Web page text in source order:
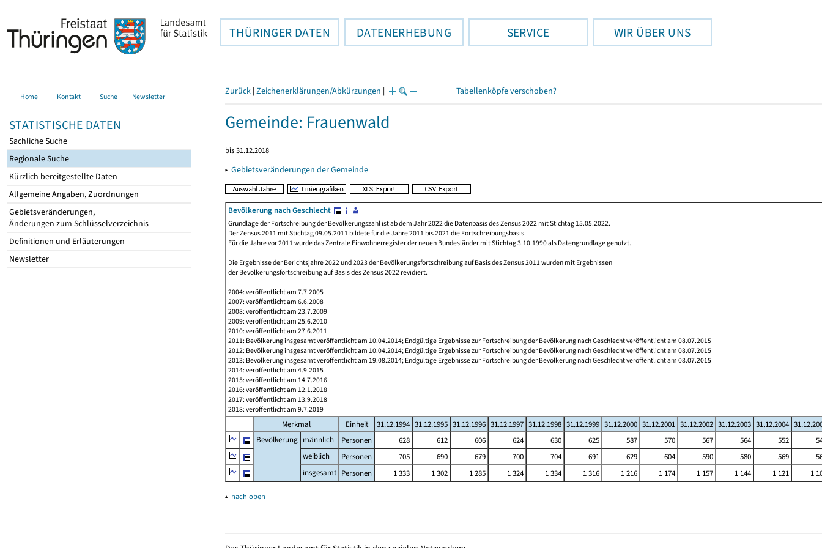
THÜRINGER DATEN DATENERHEBUNG SERVICE WIR ÜBER UNS
Home Kontakt Suche Newsletter
STATISTISCHE DATEN
Sachliche Suche
Regionale Suche
Kürzlich bereitgestellte Daten
Allgemeine Angaben, Zuordnungen
Gebietsveränderungen,
Änderungen zum Schlüsselverzeichnis
Definitionen und Erläuterungen
Newsletter
Zurück | Zeichenerklärungen/Abkürzungen | Tabellenköpfe verschoben?
Gemeinde: Frauenwald
bis 31.12.2018
▸ Gebietsveränderungen der Gemeinde
Bevölkerung nach Geschlecht
Grundlage der Fortschreibung der Bevölkerungszahl ist ab dem Jahr 2022 die Datenbasis des Zensus 2022 mit Stichtag 15.05.2022.
Der Zensus 2011 mit Stichtag 09.05.2011 bildete für die Jahre 2011 bis 2021 die Fortschreibungsbasis.
Für die Jahre vor 2011 wurde das Zentrale Einwohnerregister der neuen Bundesländer mit Stichtag 3.10.1990 als Datengrundlage genutzt.
Die Ergebnisse der Berichtsjahre 2022 und 2023 der Bevölkerungsfortschreibung auf Basis des Zensus 2011 wurden mit Ergebnissen
der Bevölkerungsfortschreibung auf Basis des Zensus 2022 revidiert.
2004: veröffentlicht am 7.7.2005
2007: veröffentlicht am 6.6.2008
2008: veröffentlicht am 23.7.2009
2009: veröffentlicht am 25.6.2010
2010: veröffentlicht am 27.6.2011
2011: Bevölkerung insgesamt veröffentlicht am 10.04.2014; Endgültige Ergebnisse zur Fortschreibung der Bevölkerung nach Geschlecht veröffentlicht am 08.07.2015
2012: Bevölkerung insgesamt veröffentlicht am 10.04.2014; Endgültige Ergebnisse zur Fortschreibung der Bevölkerung nach Geschlecht veröffentlicht am 08.07.2015
2013: Bevölkerung insgesamt veröffentlicht am 19.08.2014; Endgültige Ergebnisse zur Fortschreibung der Bevölkerung nach Geschlecht veröffentlicht am 08.07.2015
2014: veröffentlicht am 4.9.2015
2015: veröffentlicht am 14.7.2016
2016: veröffentlicht am 12.1.2018
2017: veröffentlicht am 13.9.2018
2018: veröffentlicht am 9.7.2019
Merkmal Einheit 31.12.1994 31.12.1995 31.12.1996 31.12.1997 31.12.1998 31.12.1999 31.12.2000 31.12.2001 31.12.2002 31.12.2003 31.12.2004
Bevölkerung männlich Personen 628 612 606 624 630 625 587 570 567 564 552
weiblich
Personen 705 690 679 700 704 691 629 604 590 580 569
insgesamt Personen 1 333 1 302 1 285 1 324 1 334 1 316 1 216 1 174 1 157 1 144 1 121 1
▴ nach oben